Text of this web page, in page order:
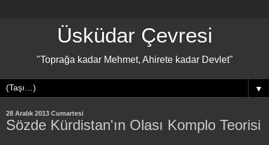
Üsküdar Çevresi
"Toprağa kadar Mehmet, Ahirete kadar Devlet"
▼
28 Aralık 2013 Cumartesi
Sözde Kürdistan'ın Olası Komplo Teorisi